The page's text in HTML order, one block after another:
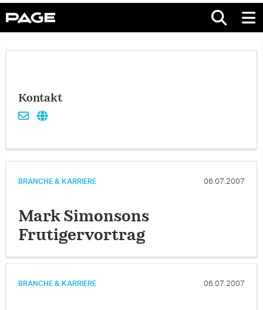
Kontakt
BRANCHE & KARRIERE 06.07.2007
Mark Simonsons
Frutigervortrag
BRANCHE & KARRIERE 06.07.2007